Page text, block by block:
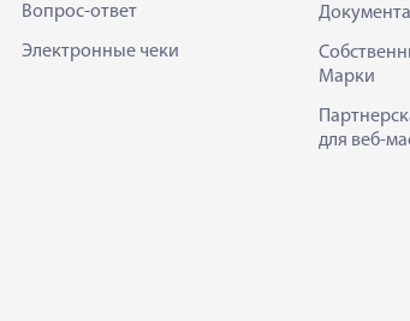
Вопрос-ответ
Электронные чеки
Марки
для веб-